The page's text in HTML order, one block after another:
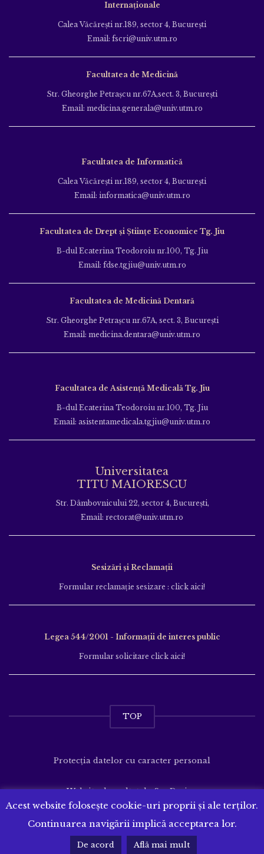
Internaționale
Calea Văcăreşti nr.189, sector 4, Bucureşti
Email: fscri@univ.utm.ro
Facultatea de Medicină
Str. Gheorghe Petraşcu nr.67A,sect. 3, Bucureşti
Email: medicina.generala@univ.utm.ro
Facultatea de Informatică
Calea Văcăreşti nr.189, sector 4, Bucureşti
Email: informatica@univ.utm.ro
Facultatea de Drept și Științe Economice Tg. Jiu
B-dul Ecaterina Teodoroiu nr.100, Tg. Jiu
Email: fdse.tgjiu@univ.utm.ro
Facultatea de Medicină Dentară
Str. Gheorghe Petraşcu nr.67A, sect. 3, Bucureşti
Email: medicina.dentara@univ.utm.ro
Facultatea de Asistență Medicală Tg. Jiu
B-dul Ecaterina Teodoroiu nr.100, Tg. Jiu
Email: asistentamedicala.tgjiu@univ.utm.ro
Universitatea
TITU MAIORESCU
Str. Dâmbovnicului 22, sector 4, București,
Email: rectorat@univ.utm.ro
Sesizări și Reclamații
Formular reclamație sesizare : click aici!
Legea 544/2001 - Informații de interes public
Formular solicitare click aici!
TOP
Protecția datelor cu caracter personal
Website dezvoltat deSenDesign
Acest website folosește cookie-uri proprii și ale terților.
Continuarea navigării implică acceptarea lor.
De acord Află mai mult